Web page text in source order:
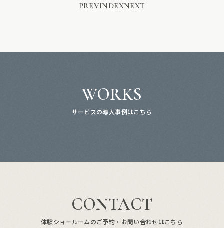
PREVINDEXNEXT
WORKS
サービスの導入事例はこちら
CONTACT
体験ショールームのご予約・お問い合わせはこちら